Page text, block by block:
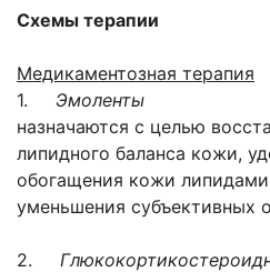
Схемы терапии
Медикаментозная терапия
1. Эмоленты
назначаются с целью
липидного баланса кожи,
обогащения кожи липидами
уменьшения субъективных
2.